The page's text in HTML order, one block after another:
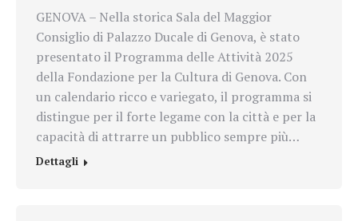
GENOVA – Nella storica Sala del Maggior
Consiglio di Palazzo Ducale di Genova, è stato
presentato il Programma delle Attività 2025
della Fondazione per la Cultura di Genova. Con
un calendario ricco e variegato, il programma si
distingue per il forte legame con la città e per la
capacità di attrarre un pubblico sempre più…
Dettagli